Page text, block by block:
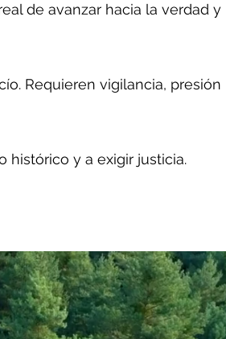
de avanzar hacia la verdad y
Requieren vigilancia, presión
histórico y a exigir justicia.